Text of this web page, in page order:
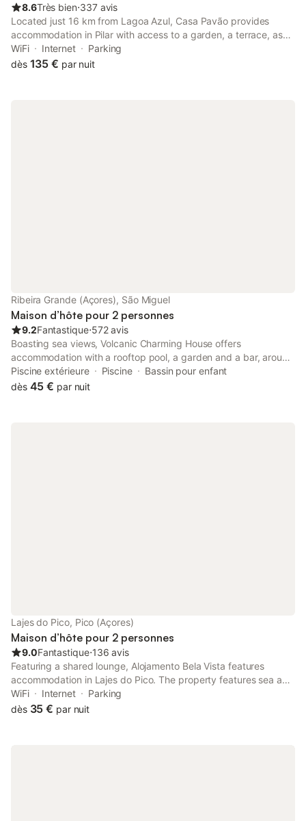
8.6Très bien⋅337 avis
Located just 16 km from Lagoa Azul, Casa Pavão provides
accommodation in Pilar with access to a garden, a terrace, as
well as a shared kitchen.
WiFi Internet
Parking
dès 135 € par nuit
Ribeira Grande (Açores), São Miguel
Maison d’hôte pour 2 personnes
9.2Fantastique⋅572 avis
Boasting sea views, Volcanic Charming House offers
accommodation with a rooftop pool, a garden and a bar, around
600 metres from Praia do Monte Verde. The property has pool
and garden views, and is 18 km from Lagoa do Congro.
Piscine extérieure Piscine
Bassin pour enfant
dès 45 € par nuit
Lajes do Pico, Pico (Açores)
Maison d’hôte pour 2 personnes
9.0Fantastique⋅136 avis
Featuring a shared lounge, Alojamento Bela Vista features
accommodation in Lajes do Pico. The property features sea and
mountain views. The guest house has family rooms and facilities
for disabled guests.
WiFi Internet
Parking
dès 35 € par nuit